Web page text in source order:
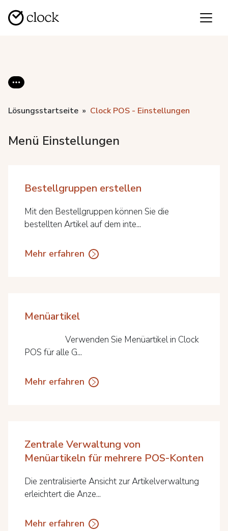
Lösungsstartseite Clock POS - Einstellungen
Menü Einstellungen
Bestellgruppen erstellen
Mit den Bestellgruppen können Sie die
bestellten Artikel auf dem inte...
Mehr erfahren
Menüartikel
Verwenden Sie Menüartikel in Clock
POS für alle G...
Mehr erfahren
Zentrale Verwaltung von
Menüartikeln für mehrere POS-Konten
Die zentralisierte Ansicht zur Artikelverwaltung
erleichtert die Anze...
Mehr erfahren